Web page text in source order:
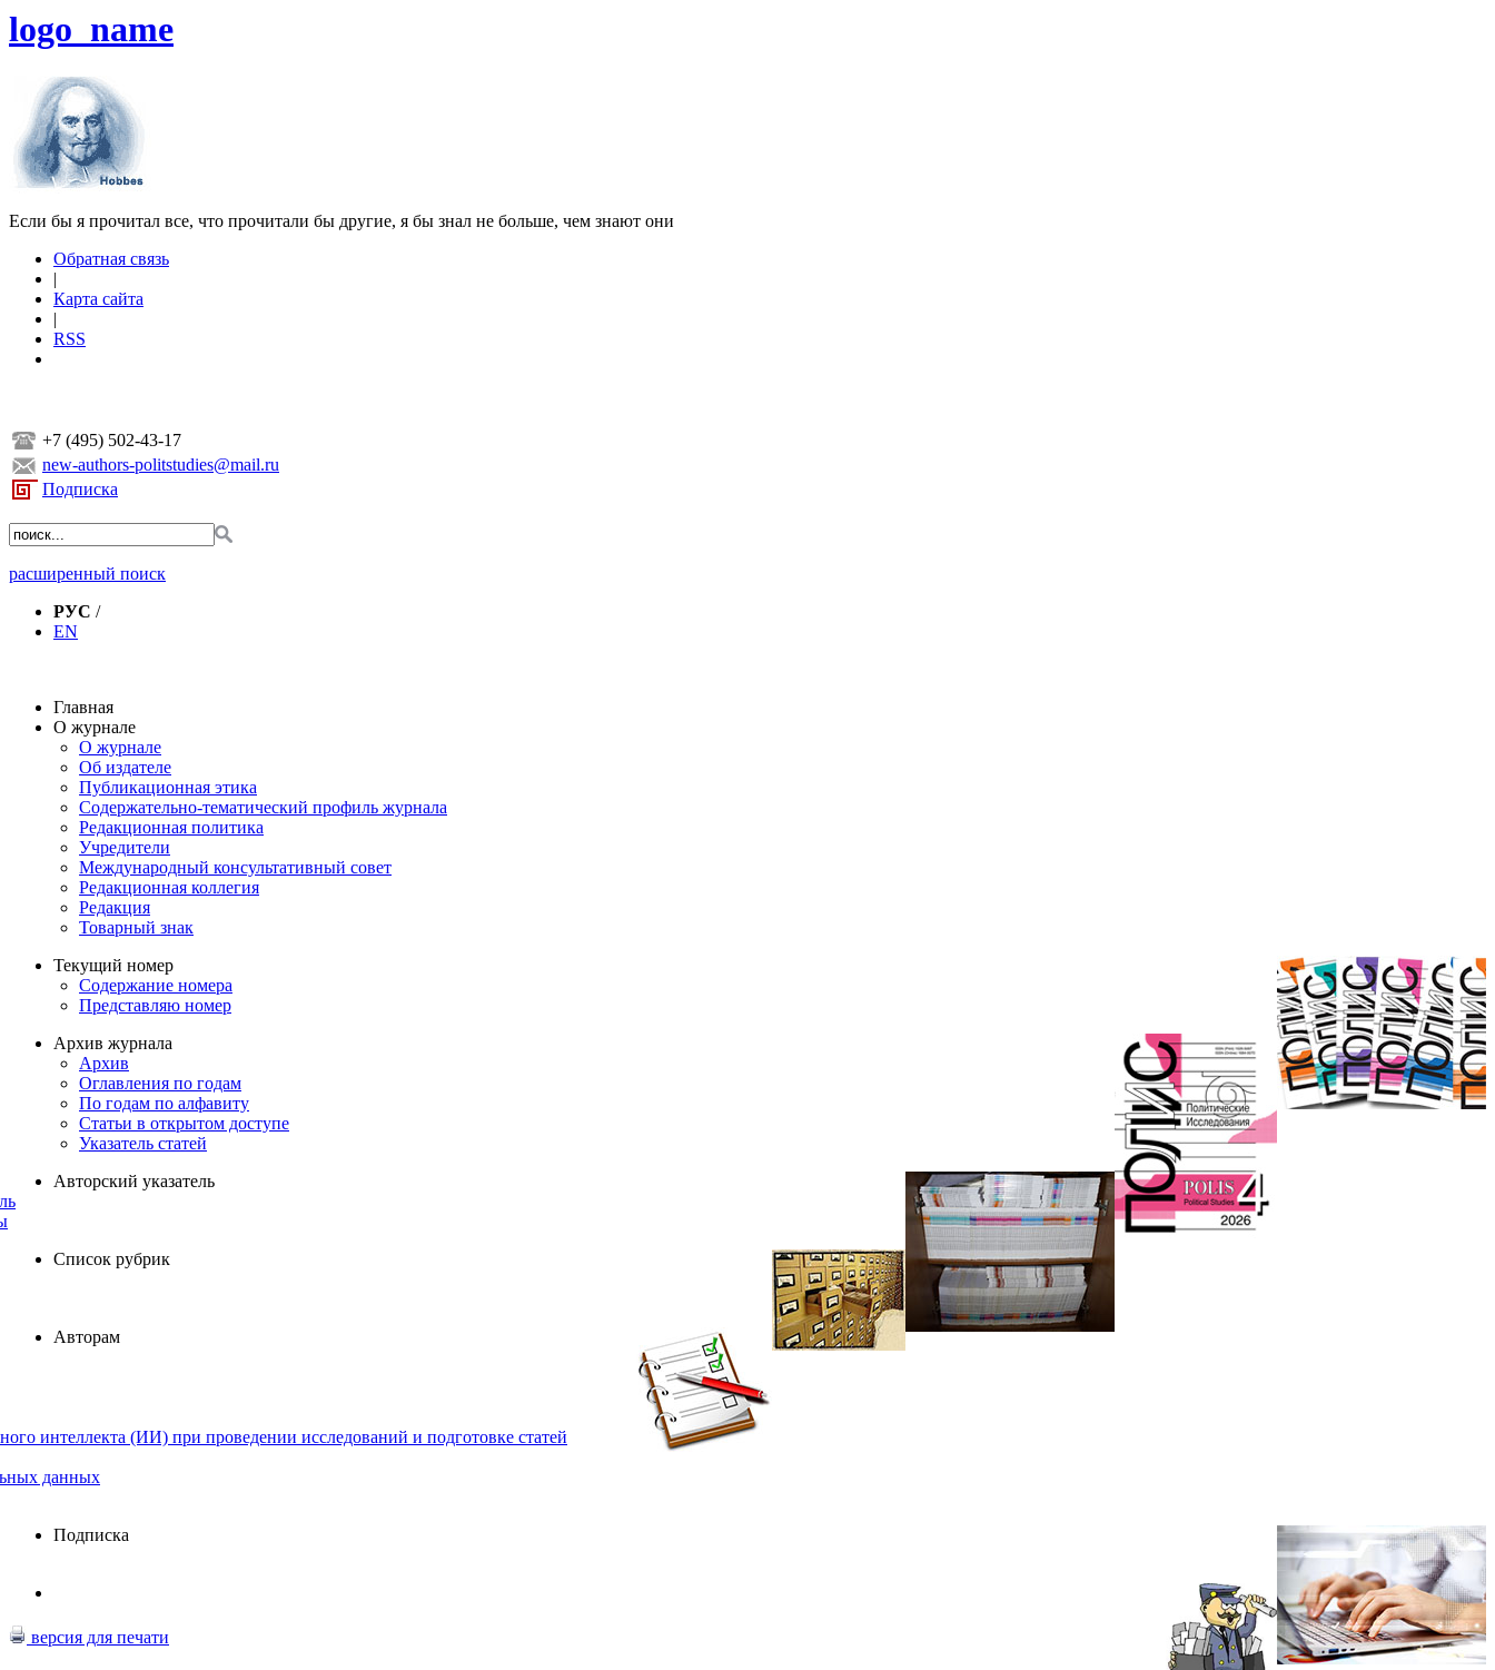
logo_name
Если бы я прочитал все, что прочитали бы другие, я бы знал не больше, чем знают они
Обратная связь
|
Карта сайта
|
RSS
+7 (495) 502-43-17
new-authors-politstudies@mail.ru
Подписка
расширенный поиск
РУС /
EN
Главная
О журнале
О журнале
Об издателе
Публикационная этика
Содержательно-тематический профиль журнала
Редакционная политика
Учредители
Международный консультативный совет
Редакционная коллегия
Редакция
Товарный знак
Текущий номер
Содержание номера
Представляю номер
Архив журнала
Архив
Оглавления по годам
По годам по алфавиту
Статьи в открытом доступе
Указатель статей
Авторский указатель
Список рубрик
Авторам
интеллекта (ИИ) при проведении исследований и подготовке статей
данных
Подписка
версия для печати